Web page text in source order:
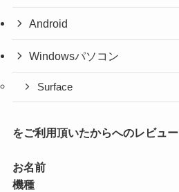
Android
Windowsパソコン
Surface
をご利用頂いたからへのレビュー
お名前
機種